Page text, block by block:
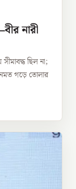
নারী
ছিল না;
গড়ে তোলার